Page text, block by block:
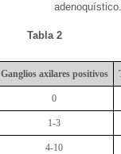
adenoquístico.
Tabla 2
Ganglios axilares positivos
0
1-3
4-10